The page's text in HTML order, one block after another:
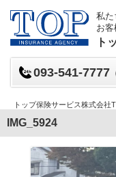
私た
お客
ト
093-541-7777
トップ保険サービス株式会社
IMG_5924